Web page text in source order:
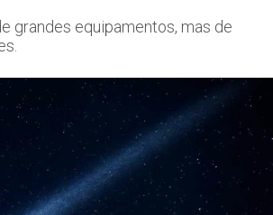
grandes equipamentos, mas de